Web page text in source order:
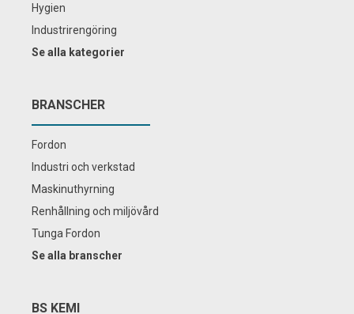
Hygien
Industrirengöring
Se alla kategorier
BRANSCHER
Fordon
Industri och verkstad
Maskinuthyrning
Renhållning och miljövård
Tunga Fordon
Se alla branscher
BS KEMI